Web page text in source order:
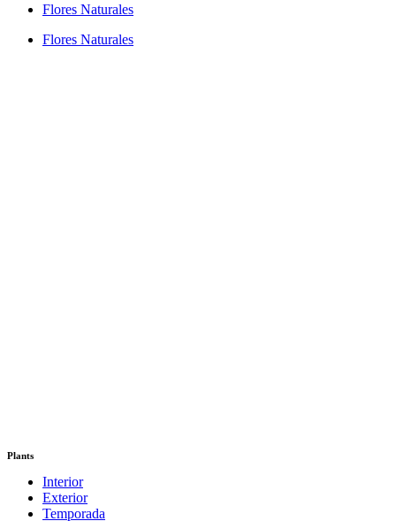
Flores Naturales
Flores Naturales
Plants
Interior
Exterior
Temporada